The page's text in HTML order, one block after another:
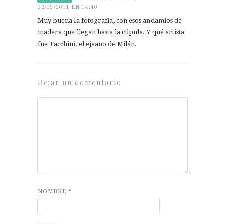
22/09/2011 EN 14:40
Muy buena la fotografía, con esos andamios de
madera que llegan hasta la cúpula. Y qué artista
fue Tacchini, el ejeano de Milán.
Dejar un comentario
NOMBRE *